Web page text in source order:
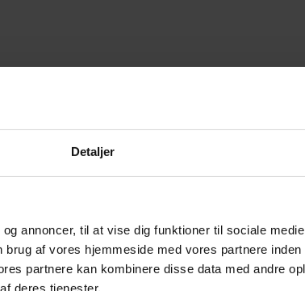
Detaljer
annoncer, til at vise dig funktioner til sociale
af vores hjemmeside med vores partnere inden
partnere kan kombinere disse data med andre
deres tjenester.